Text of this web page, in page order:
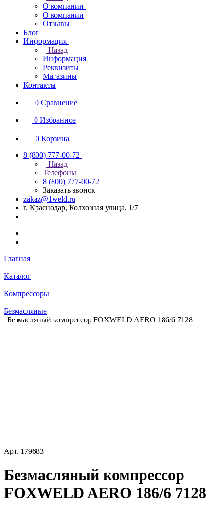
О компании
О компании
Отзывы
Блог
Информация
Назад
Информация
Реквизиты
Магазины
Контакты
0 Сравнение
0 Избранное
0 Корзина
8 (800) 777-00-72
Назад
Телефоны
8 (800) 777-00-72
Заказать звонок
zakaz@1weld.ru
г. Краснодар, Колхозная улица, 1/7
Главная
Каталог
Компрессоры
Безмасляные
Безмасляный компрессор FOXWELD AERO 186/6 7128
Арт. 179683
Безмасляный компрессор
FOXWELD AERO 186/6 7128